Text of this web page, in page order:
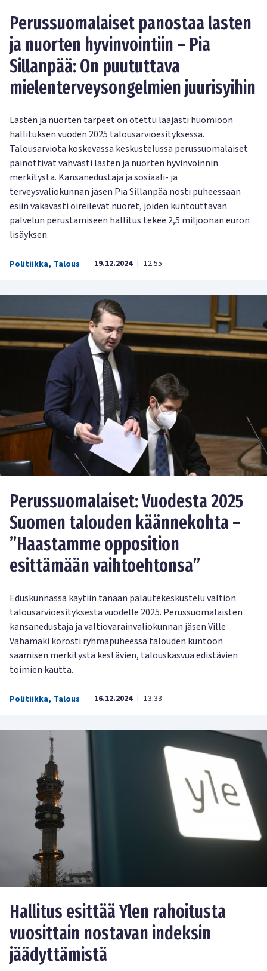
Perussuomalaiset panostaa lasten
ja nuorten hyvinvointiin – Pia
Sillanpää: On puututtava
mielenterveysongelmien juurisyihin
Lasten ja nuorten tarpeet on otettu laajasti huomioon
hallituksen vuoden 2025 talousarvioesityksessä.
Talousarviota koskevassa keskustelussa perussuomalaiset
painottivat vahvasti lasten ja nuorten hyvinvoinnin
merkitystä. Kansanedustaja ja sosiaali- ja
terveysvaliokunnan jäsen Pia Sillanpää nosti puheessaan
esiin vakavasti oireilevat nuoret, joiden kuntouttavan
palvelun perustamiseen hallitus tekee 2,5 miljoonan euron
lisäyksen.
Politiikka, Talous 19.12.2024 | 12:55
Perussuomalaiset: Vuodesta 2025
Suomen talouden käännekohta –
”Haastamme opposition
esittämään vaihtoehtonsa”
Eduskunnassa käytiin tänään palautekeskustelu valtion
talousarvioesityksestä vuodelle 2025. Perussuomalaisten
kansanedustaja ja valtiovarainvaliokunnan jäsen Ville
Vähämäki korosti ryhmäpuheessa talouden kuntoon
saamisen merkitystä kestävien, talouskasvua edistävien
toimien kautta.
Politiikka, Talous 16.12.2024 | 13:33
Hallitus esittää Ylen rahoitusta
vuosittain nostavan indeksin
jäädyttämistä